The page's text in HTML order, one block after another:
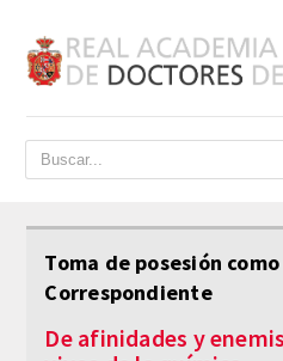
ACADEMIA
DATOS HISTÓRICOS
HISTORIA
PRESIDENTES
Toma de posesión
Correspondiente
De afinidades y